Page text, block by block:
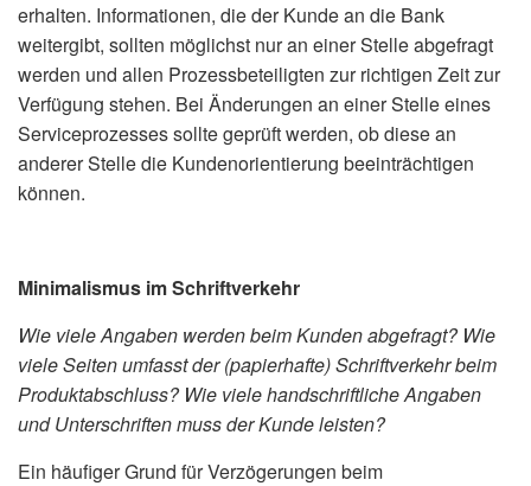
erhalten. Informationen, die der Kunde an die Bank
weitergibt, sollten möglichst nur an einer Stelle abgefragt
werden und allen Prozessbeteiligten zur richtigen Zeit zur
Verfügung stehen. Bei Änderungen an einer Stelle eines
Serviceprozesses sollte geprüft werden, ob diese an
anderer Stelle die Kundenorientierung beeinträchtigen
können.
Minimalismus im Schriftverkehr
Wie viele Angaben werden beim Kunden abgefragt? Wie
viele Seiten umfasst der (papierhafte) Schriftverkehr beim
Produktabschluss? Wie viele handschriftliche Angaben
und Unterschriften muss der Kunde leisten?
Ein häufiger Grund für Verzögerungen beim